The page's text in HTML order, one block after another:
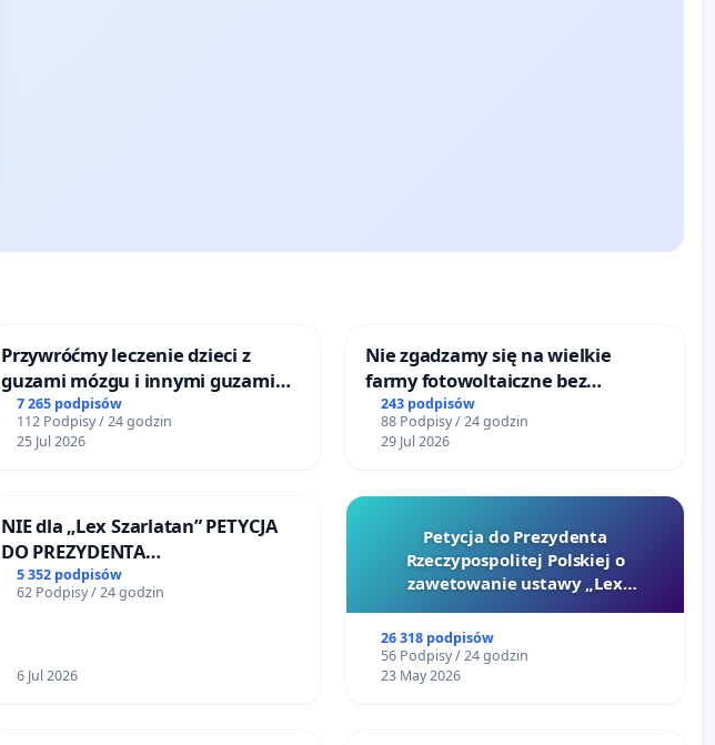
Przywróćmy leczenie dzieci z
guzami mózgu i innymi guzami
litymi do Górnośląskiego
Centrum Zdrowia Dziecka w
Katowicach
7 265 podpisów
112 Podpisy / 24 godzin
25 Jul 2026
Nie zgadzamy się na wielkie
farmy fotowoltaiczne bez
rzetelnych analiz i akceptacji
mieszkańców
243 podpisów
88 Podpisy / 24 godzin
29 Jul 2026
NIE dla „Lex Szarlatan” PETYCJA
DO PREZYDENTA
RZECZYPOSPOLITEJ POLSKIEJ
5 352 podpisów
62 Podpisy / 24 godzin
6 Jul 2026
Petycja do Prezydenta
Rzeczypospolitej Polskiej o
zawetowanie ustawy „Lex
26 318 podpisów
56 Podpisy / 24 godzin
23 May 2026